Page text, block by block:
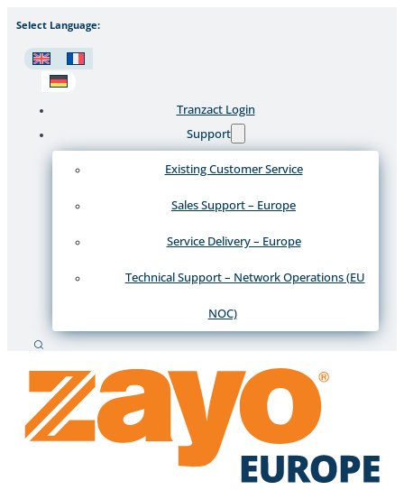
Select Language:
Tranzact Login
Support
Existing Customer Service
Sales Support – Europe
Service Delivery – Europe
Technical Support – Network Operations (EU
NOC)
Suche